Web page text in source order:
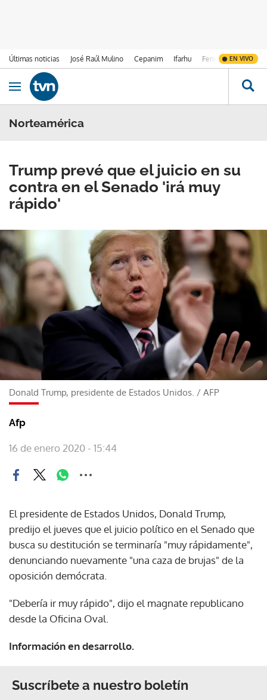
Últimas noticias José Raúl Mulino Cepanim Ifarhu Fenómeno de El
EN VIVO
Ir al contenido
Obrir navegació
Norteamérica
Trump prevé que el juicio en su
contra en el Senado 'irá muy
rápido'
Donald Trump, presidente de Estados Unidos. / AFP
Afp
16 de enero 2020 - 15:44
El presidente de Estados Unidos, Donald Trump,
predijo el jueves que el juicio político en el Senado que
busca su destitución se terminaría "muy rápidamente",
denunciando nuevamente "una caza de brujas" de la
oposición demócrata.
"Debería ir muy rápido", dijo el magnate republicano
desde la Oficina Oval.
Información en desarrollo.
Suscríbete a nuestro boletín